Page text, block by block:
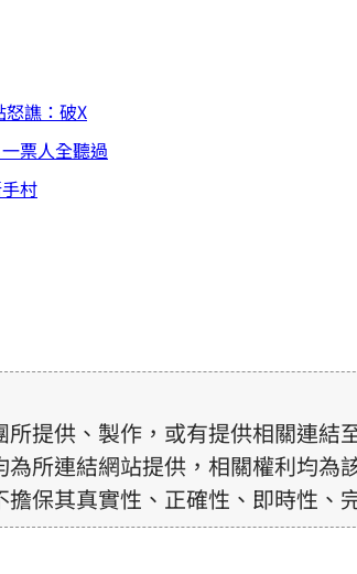
譙：破X
票人全聽過
村
提供、製作，或有提供相關連結
所連結網站提供，相關權利均為
保其真實性、正確性、即時性、
作權不屬於三立集團所有，使用